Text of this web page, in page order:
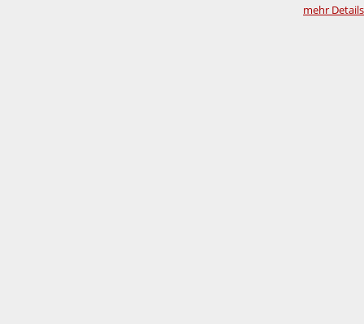
mehr Details